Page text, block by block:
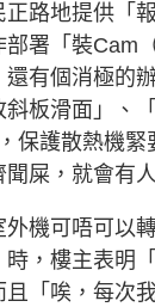
路地提供「
署「裝Cam
有個消極的
斜板滑面」、
保護散熱機緊
屎，就會有
機可唔可以
，樓主表明
「唉，每次